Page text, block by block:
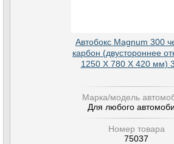
Автобокс Magnum 300
карбон (двустороннее
1250 Х 780 Х 420 мм)
Марка/модель
Для любого
Номер товара
75037